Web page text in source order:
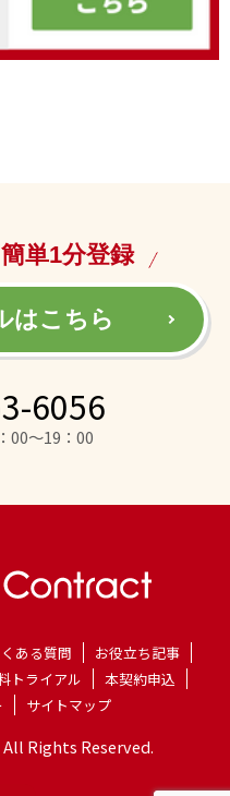
簡単1分登録
はこちら
6056
00～19：00
ある質問
お役立ち記事
トライアル
本契約申込
サイトマップ
All Rights Reserved.